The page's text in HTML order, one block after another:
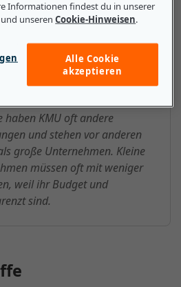
und mittlere
über KMU (Kleine
KMU oft andere
und stehen vor anderen
große Unternehmen. Kleine
müssen oft mit weniger
weil ihr Budget und
sind.
Informationen findest du in unserer
und unserenCookie-Hinweisen.
Alle Cookie
akzeptieren